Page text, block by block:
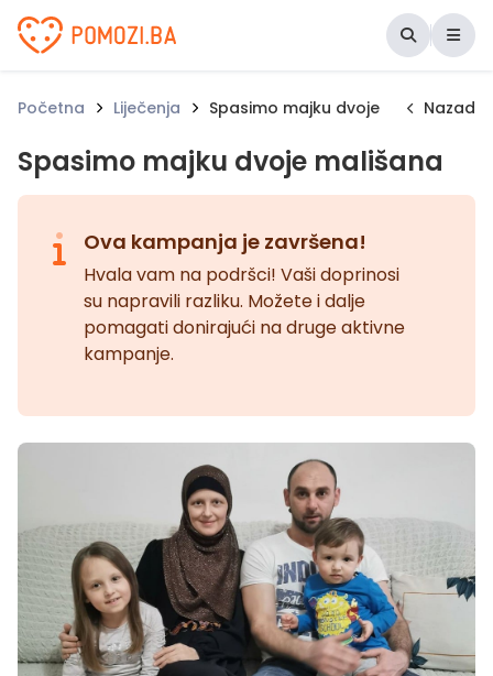
Udruženje Pomozi.ba
Početna Liječenja Spasimo majku dvoje mališana
Nazad
Spasimo majku dvoje mališana
Ova kampanja je završena!
Hvala vam na podršci! Vaši doprinosi
su napravili razliku. Možete i dalje
pomagati donirajući na druge aktivne
kampanje.